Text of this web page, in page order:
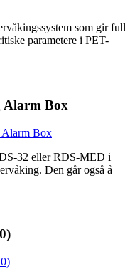
som gir full
parametere i PET-
Alarm Box
32 eller RDS-MED i
Den går også å